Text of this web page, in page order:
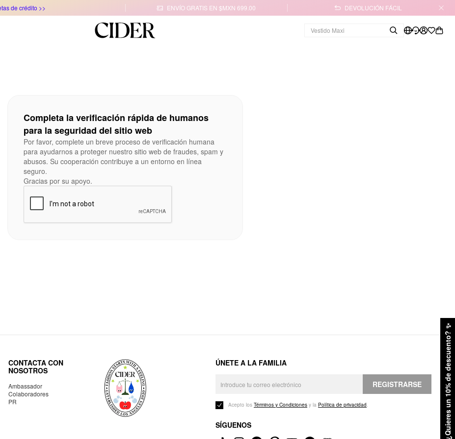
de crédito >>
ENVÍO GRATIS EN $MXN 699.00 DEVOLUCIÓN FÁCIL
¿Quieres un 10% de descuento?
✨
Completa la verificación rápida de humanos
para la seguridad del sitio web
Por favor, complete un breve proceso de verificación humana
para ayudarnos a proteger nuestro sitio web de fraudes, spam y
abusos. Su cooperación contribuye a un entorno en línea
seguro.
Gracias por su apoyo.
CONTACTA CON
NOSOTROS
Ambassador
Colaboradores
PR
ÚNETE A LA FAMILIA
REGISTRARSE
Acepto los Términos y Condiciones y la Política de privacidad.
SÍGUENOS